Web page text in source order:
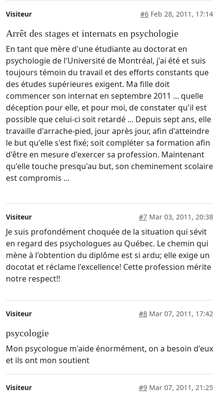
Visiteur #6 Feb 28, 2011, 17:14
Arrêt des stages et internats en psychologie
En tant que mère d'une étudiante au doctorat en
psychologie de l'Université de Montréal, j'ai été et suis
toujours témoin du travail et des efforts constants que
des études supérieures exigent. Ma fille doit
commencer son internat en septembre 2011 ... quelle
déception pour elle, et pour moi, de constater qu'il est
possible que celui-ci soit retardé ... Depuis sept ans, elle
travaille d'arrache-pied, jour après jour, afin d'atteindre
le but qu'elle s'est fixé; soit compléter sa formation afin
d'être en mesure d'exercer sa profession. Maintenant
qu'elle touche presqu'au but, son cheminement scolaire
est compromis ...
Visiteur #7 Mar 03, 2011, 20:38
Je suis profondément choquée de la situation qui sévit
en regard des psychologues au Québec. Le chemin qui
mène à l'obtention du diplôme est si ardu; elle exige un
docotat et réclame l'excellence! Cette profession mérite
notre respect!!
Visiteur #8 Mar 07, 2011, 17:42
psycologie
Mon psycologue m'aide énormément, on a besoin d'eux
et ils ont mon soutient
Visiteur #9 Mar 07, 2011, 21:25